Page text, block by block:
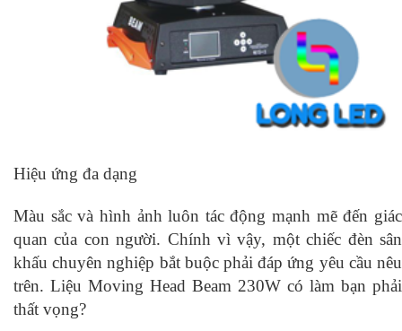
Hiệu ứng đa dạng
Màu sắc và hình ảnh luôn tác động mạnh mẽ đến giác
quan của con người. Chính vì vậy, một chiếc đèn sân
khấu chuyên nghiệp bắt buộc phải đáp ứng yêu cầu nêu
trên. Liệu Moving Head Beam 230W có làm bạn phải
thất vọng?